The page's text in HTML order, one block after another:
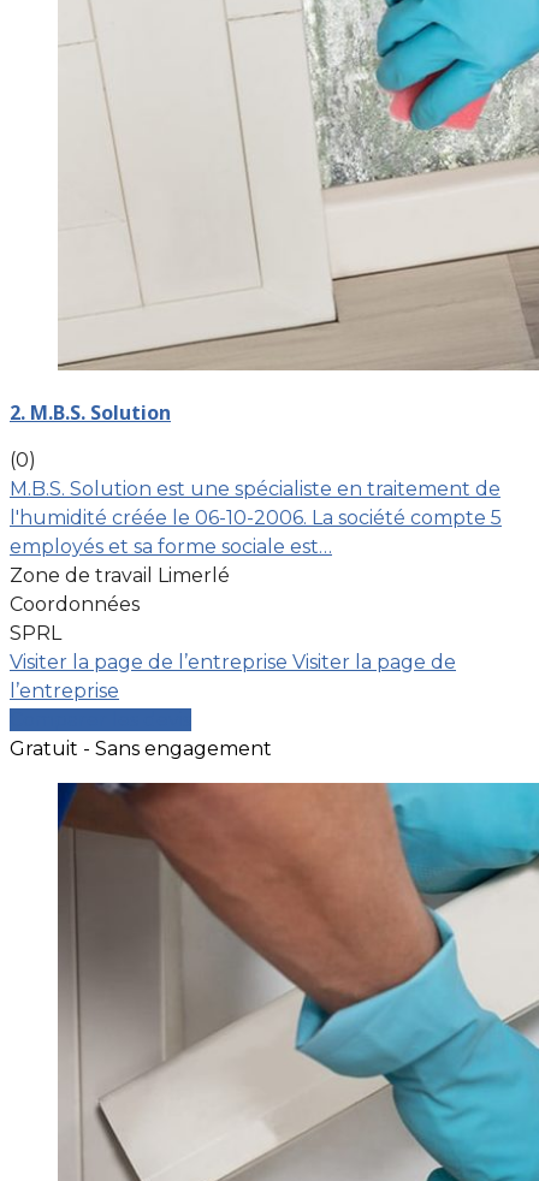
2. M.B.S. Solution
(0)
M.B.S. Solution est une spécialiste en traitement de
l'humidité créée le 06-10-2006. La société compte 5
employés et sa forme sociale est…
Zone de travail Limerlé
Coordonnées
SPRL
Visiter la page de l’entreprise Visiter la page de
l’entreprise
Gratuit - Sans engagement